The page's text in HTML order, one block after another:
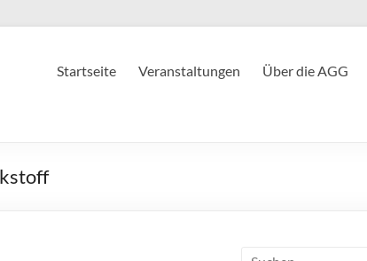
Startseite Veranstaltungen Über die AGG